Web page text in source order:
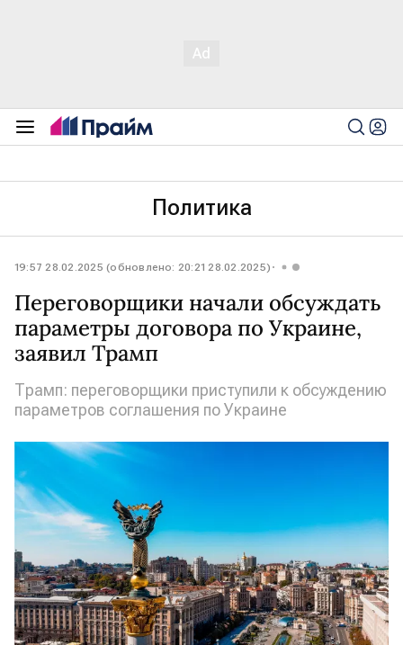
Политика
19:57 28.02.2025 (обновлено: 20:21 28.02.2025)
Переговорщики начали обсуждать
параметры договора по Украине,
заявил Трамп
Трамп: переговорщики приступили к обсуждению
параметров соглашения по Украине